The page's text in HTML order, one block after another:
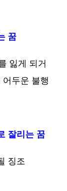
꿈
잃게 되거
두운 불행
잘리는 꿈
징조